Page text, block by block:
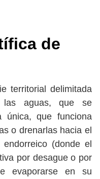
de
territorial delimitada
aguas, que se
que funciona
o drenarlas hacia el
(donde el
por desague o por
evaporarse en su